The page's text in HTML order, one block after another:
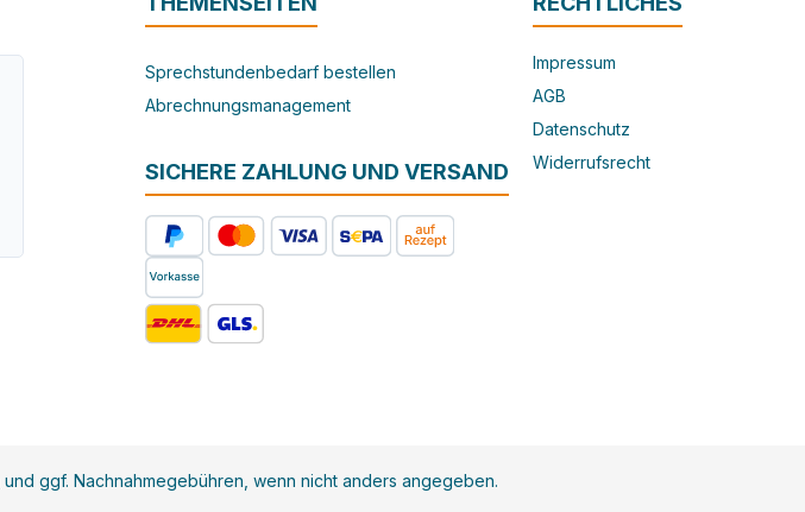
Sprechstundenbedarf bestellen
Abrechnungsmanagement
SICHERE ZAHLUNG UND VERSAND
Impressum
AGB
Datenschutz
Widerrufsrecht
und ggf. Nachnahmegebühren, wenn nicht anders angegeben.